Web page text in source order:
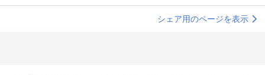
シェア用のページを表示